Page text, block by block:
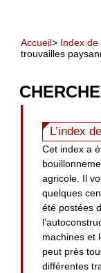
Accueil> Index
trouvailles
L’index
Cet index a
agricole. Il
quelques
été postées
machines et
peut près
différentes